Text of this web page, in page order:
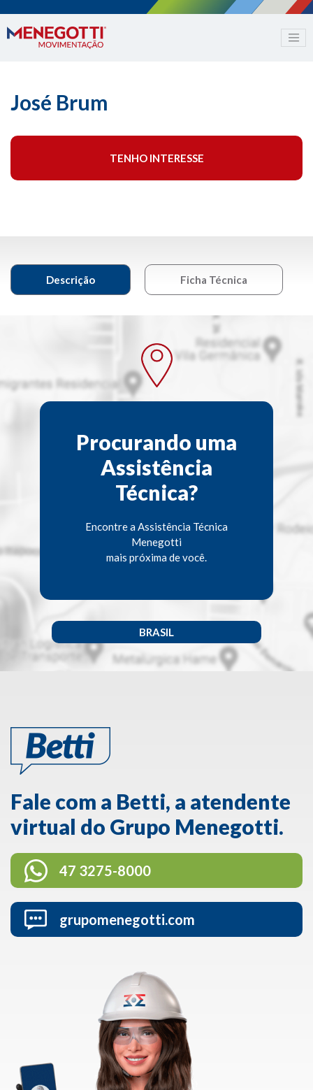
José Brum
TENHO INTERESSE
Descrição Ficha Técnica
Procurando uma
Assistência
Técnica?
Encontre a Assistência Técnica
Menegotti
mais próxima de você.
BRASIL
Fale com a Betti, a atendente
virtual do Grupo Menegotti.
47 3275-8000
grupomenegotti.com